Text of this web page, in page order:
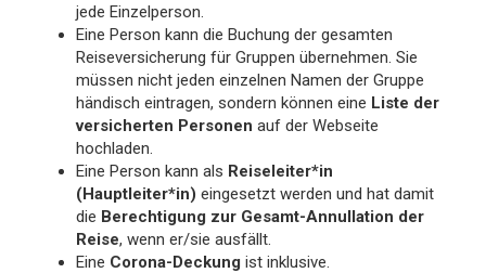
jede Einzelperson.
Eine Person kann die Buchung der gesamten
Reiseversicherung für Gruppen übernehmen. Sie
müssen nicht jeden einzelnen Namen der Gruppe
händisch eintragen, sondern können eine Liste der
versicherten Personen auf der Webseite
hochladen.
Eine Person kann als Reiseleiter*in
(Hauptleiter*in) eingesetzt werden und hat damit
die Berechtigung zur Gesamt-Annullation der
Reise, wenn er/sie ausfällt.
Eine Corona-Deckung ist inklusive.